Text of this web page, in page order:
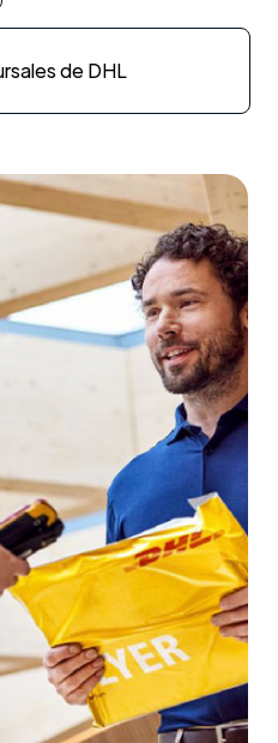
de DHL